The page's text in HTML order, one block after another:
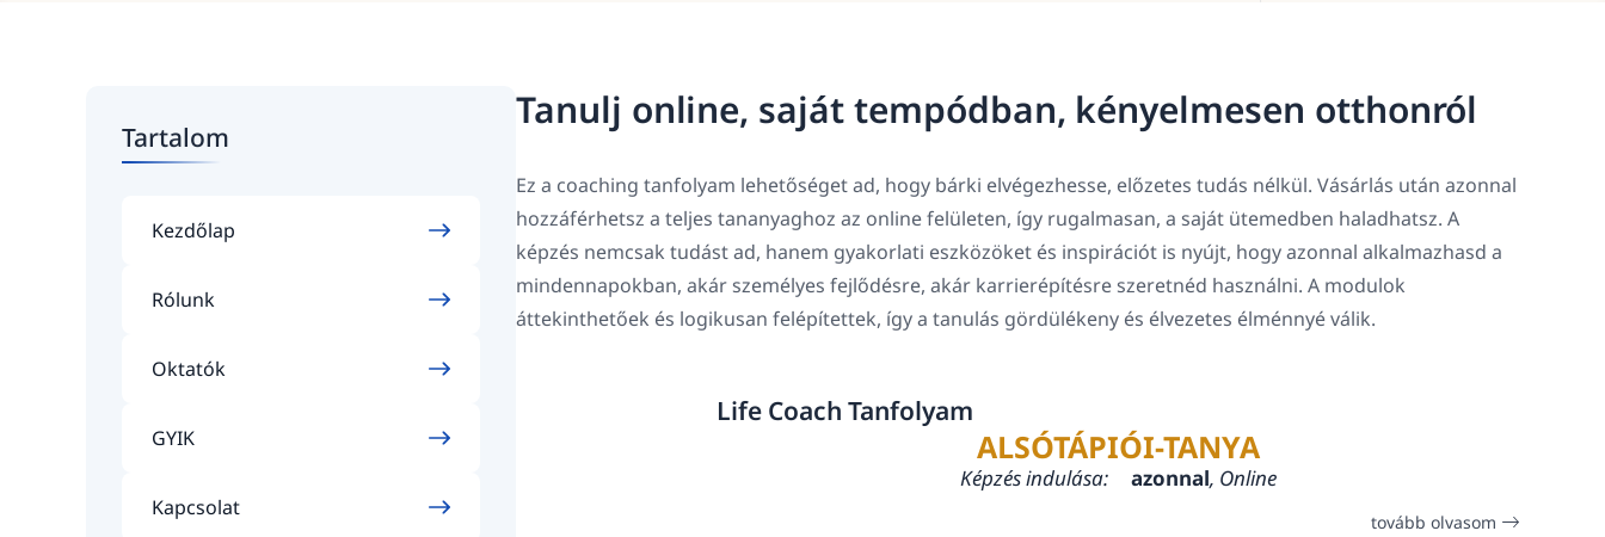
Tartalom
Kezdőlap
Rólunk
Oktatók
GYIK
Kapcsolat
Tanulj online, saját tempódban, kényelmesen otthonról
Ez a coaching tanfolyam lehetőséget ad, hogy bárki elvégezhesse, előzetes tudás nélkül. Vásárlás után azonnal
hozzáférhetsz a teljes tananyaghoz az online felületen, így rugalmasan, a saját ütemedben haladhatsz. A
képzés nemcsak tudást ad, hanem gyakorlati eszközöket és inspirációt is nyújt, hogy azonnal alkalmazhasd a
mindennapokban, akár személyes fejlődésre, akár karrierépítésre szeretnéd használni. A modulok
áttekinthetőek és logikusan felépítettek, így a tanulás gördülékeny és élvezetes élménnyé válik.
Life Coach Tanfolyam
ALSÓTÁPIÓI-TANYA
Képzés indulása: azonnal, Online
tovább olvasom